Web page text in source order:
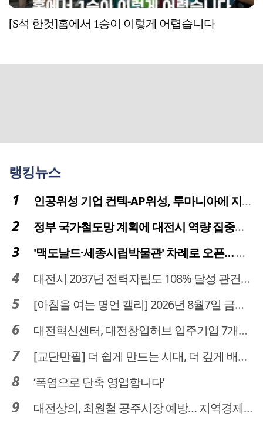
[S석 한컷]홈에서 1승이 이렇게 어렵습니다
랭킹뉴스
인공위성 기업 컨텍-AP위성, 루마니아에 지상국 시스템 전수
정부 국가철도망 계획에 대전시 역량 집중해야
'맥도날드·세종시립박물관' 차례로 오픈… 고운동 정주여건 좋아진다
대전시 2037년 전력자립도 108% 달성 관건은 '주민 수용성'
[아침을 여는 명언 캘리] 2026년 8월7일 금요일
대전혁신센터, 대전창업허브 입주기업 7개사 모집
[교단만필] 더 쉽게 만드는 시대, 더 깊게 배우는 교육
‘폭염으로 단축 영업합니다’
대전상의, 최원철 공주시장 예방… 지역경제 협력방안 논의